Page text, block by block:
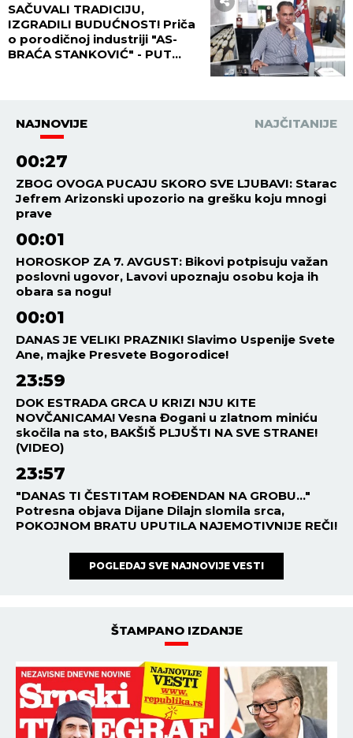
SAČUVALI TRADICIJU,
IZGRADILI BUDUĆNOST! Priča
o porodičnoj industriji "AS-
BRAĆA STANKOVIĆ" - PUT
NAJNOVIJE NAJČITANIJE
00:27
ZBOG OVOGA PUCAJU SKORO SVE LJUBAVI: Starac
Jefrem Arizonski upozorio na grešku koju mnogi
prave
00:01
HOROSKOP ZA 7. AVGUST: Bikovi potpisuju važan
poslovni ugovor, Lavovi upoznaju osobu koja ih
obara sa nogu!
00:01
DANAS JE VELIKI PRAZNIK! Slavimo Uspenije Svete
Ane, majke Presvete Bogorodice!
23:59
DOK ESTRADA GRCA U KRIZI NJU KITE
NOVČANICAMA! Vesna Đogani u zlatnom miniću
skočila na sto, BAKŠIŠ PLJUŠTI NA SVE STRANE!
(VIDEO)
23:57
"DANAS TI ČESTITAM ROĐENDAN NA GROBU..."
Potresna objava Dijane Dilajn slomila srca,
POKOJNOM BRATU UPUTILA NAJEMOTIVNIJE REČI!
POGLEDAJ SVE NAJNOVIJE VESTI
ŠTAMPANO IZDANJE